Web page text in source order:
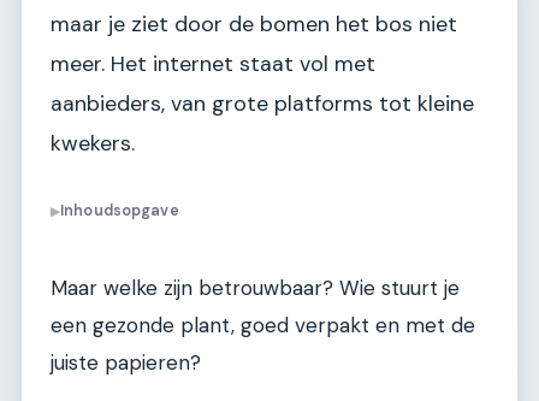
maar je ziet door de bomen het bos niet
meer. Het internet staat vol met
aanbieders, van grote platforms tot kleine
kwekers.
▶Inhoudsopgave
Maar welke zijn betrouwbaar? Wie stuurt je
een gezonde plant, goed verpakt en met de
juiste papieren?